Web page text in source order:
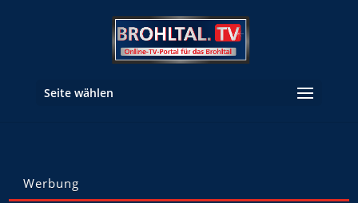
Seite wählen
Werbung